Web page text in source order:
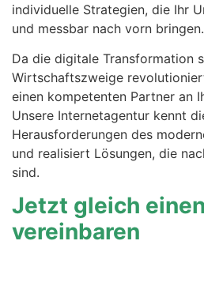
individuelle Strategien, die Ihr
und messbar nach vorn bringen.
Da die digitale Transformation
Wirtschaftszweige
einen kompetenten Partner an
Unsere Internetagentur kennt
Herausforderungen des
und realisiert Lösungen, die
sind.
Jetzt gleich
vereinbaren